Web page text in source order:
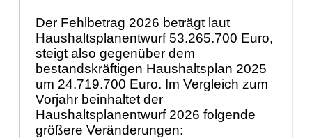
Der Fehlbetrag 2026 beträgt laut
Haushaltsplanentwurf 53.265.700 Euro,
steigt also gegenüber dem
bestandskräftigen Haushaltsplan 2025
um 24.719.700 Euro. Im Vergleich zum
Vorjahr beinhaltet der
Haushaltsplanentwurf 2026 folgende
größere Veränderungen: